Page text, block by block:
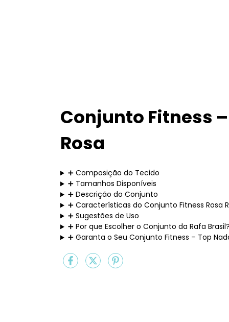
Conjunto Fitness
Rosa
➕ Composição do Tecido
➕ Tamanhos Disponíveis
➕ Descrição do Conjunto
➕ Características do Conjunto Fitness Rosa
➕ Sugestões de Uso
➕ Por que Escolher o Conjunto da Rafa
➕ Garanta o Seu Conjunto Fitness – Top